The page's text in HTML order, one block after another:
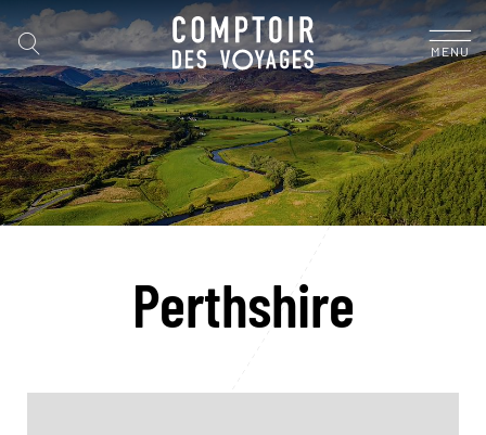
MENU
Perthshire